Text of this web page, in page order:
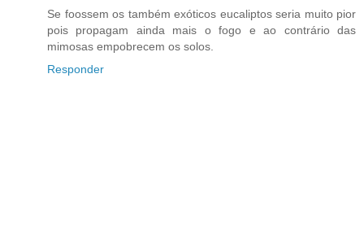
Se foossem os também exóticos eucaliptos seria muito pior
pois propagam ainda mais o fogo e ao contrário das
mimosas empobrecem os solos.
Responder